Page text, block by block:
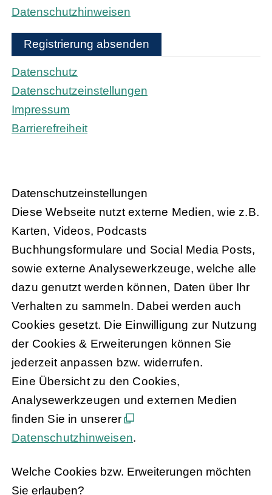
Datenschutzhinweisen
Registrierung absenden
Datenschutz
Datenschutzeinstellungen
Impressum
Barrierefreiheit
Daten­schutz­ein­stel­lun­gen
Diese Webseite nutzt externe Medien, wie z.B.
Karten, Videos, Podcasts
Buchhungsformulare und Social Media Posts,
sowie externe Analysewerkzeuge, welche alle
dazu genutzt werden können, Daten über Ihr
Verhalten zu sammeln. Dabei werden auch
Cookies gesetzt. Die Einwilligung zur Nutzung
der Cookies & Erweiterungen können Sie
jederzeit anpassen bzw. widerrufen.
Eine Übersicht zu den Cookies,
Analysewerkzeugen und externen Medien
finden Sie in unserer
Datenschutzhinweisen.
Welche Cookies bzw. Erweiterungen möchten
Sie erlauben?